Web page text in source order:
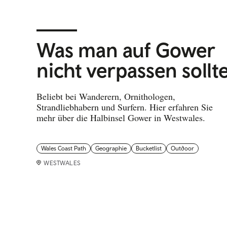
Was man auf Gower
nicht verpassen
Beliebt bei Wanderern, Ornithologen,
Strandliebhabern und Surfern. Hier erfahren Sie
mehr über die Halbinsel Gower in Westwales.
Wales Coast Path Geographie Bucketlist Outdoor
WESTWALES